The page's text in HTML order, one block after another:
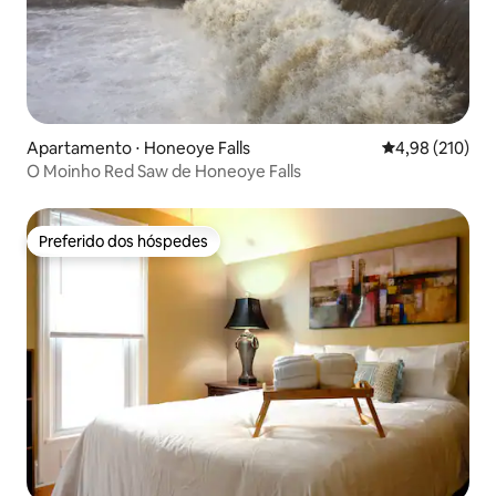
Apartamento ⋅ Honeoye Falls 4,98 de uma
4,98 (210)
O Moinho Red Saw de Honeoye Falls
Preferido dos hóspedes
Preferido dos hóspedes